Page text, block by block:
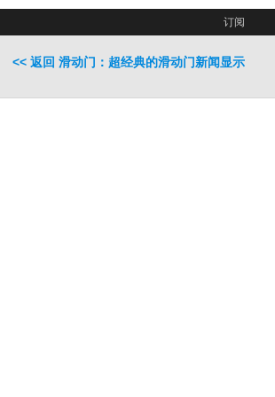
订阅
<< 返回 滑动门：超经典的滑动门新闻显示